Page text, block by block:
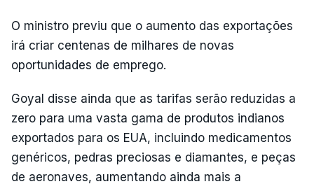
O ministro previu que o aumento das exportações
irá criar centenas de milhares de novas
oportunidades de emprego.
Goyal disse ainda que as tarifas serão reduzidas a
zero para uma vasta gama de produtos indianos
exportados para os EUA, incluindo medicamentos
genéricos, pedras preciosas e diamantes, e peças
de aeronaves, aumentando ainda mais a